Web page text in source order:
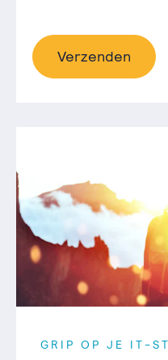
Verzenden
GRIP OP JE IT-